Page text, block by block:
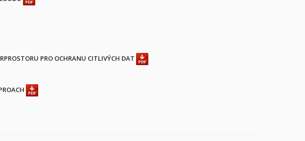
PRO OCHRANU CITLIVÝCH DAT